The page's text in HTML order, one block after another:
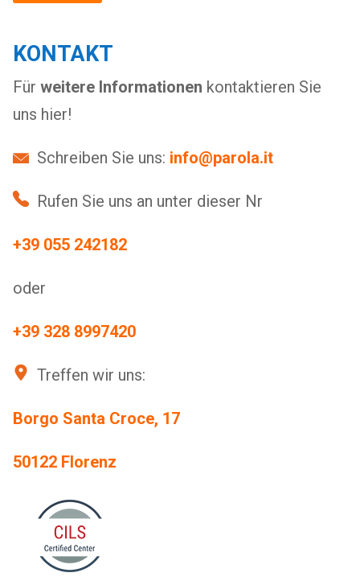
KONTAKT
Für weitere Informationen kontaktieren Sie
uns hier!
Schreiben Sie uns: info@parola.it
Rufen Sie uns an unter dieser Nr
+39 055 242182
oder
+39 328 8997420
Treffen wir uns:
Borgo Santa Croce, 17
50122 Florenz